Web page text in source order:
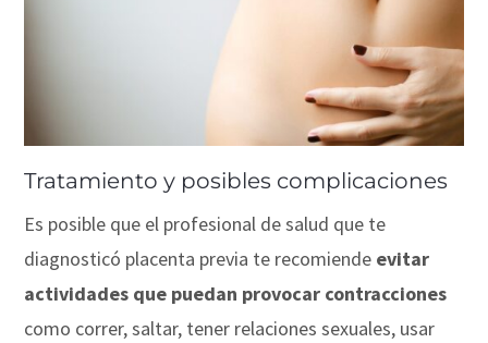
Tratamiento y posibles complicaciones
Es posible que el profesional de salud que te
diagnosticó placenta previa te recomiende evitar
actividades que puedan provocar contracciones
como correr, saltar, tener relaciones sexuales, usar